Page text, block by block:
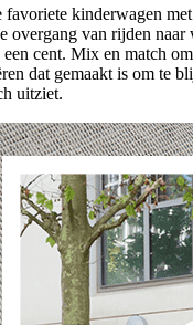
favoriete kinderwagen
overgang van rijden naar
cent. Mix en match
dat gemaakt is om te
uitziet.